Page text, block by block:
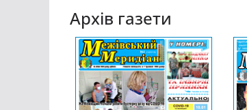
Архів газети